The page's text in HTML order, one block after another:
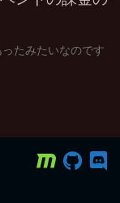
たみたいなのです